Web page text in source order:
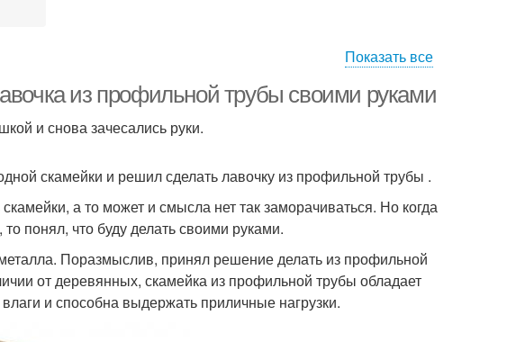
Показать все
из профильной трубы своими руками
и снова зачесались руки.
скамейки и решил сделать лавочку из профильной трубы .
а то может и смысла нет так заморачиваться. Но когда
понял, что буду делать своими руками.
Поразмыслив, принял решение делать из профильной
от деревянных, скамейка из профильной трубы обладает
и способна выдержать приличные нагрузки.